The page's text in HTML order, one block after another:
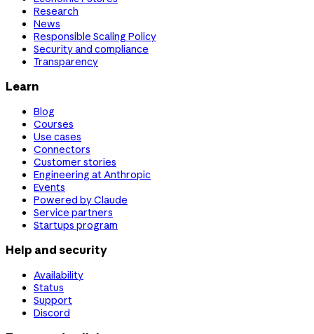
Research
News
Responsible Scaling Policy
Security and compliance
Transparency
Learn
Blog
Courses
Use cases
Connectors
Customer stories
Engineering at Anthropic
Events
Powered by Claude
Service partners
Startups program
Help and security
Availability
Status
Support
Discord